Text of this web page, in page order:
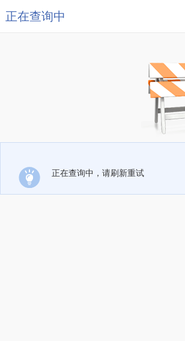
正在查询中
正在查询中，请刷新重试